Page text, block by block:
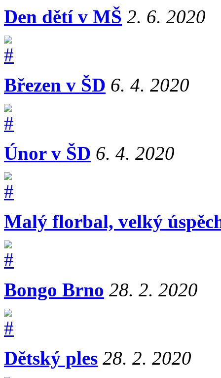
Den dětí v MŠ 2. 6. 2020
Březen v ŠD 6. 4. 2020
Únor v ŠD 6. 4. 2020
Malý florbal, velký
Bongo Brno 28. 2. 2020
Dětský ples 28. 2. 2020